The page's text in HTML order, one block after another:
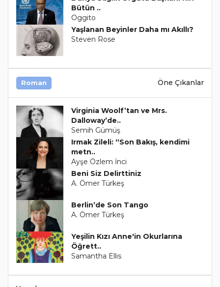
Bütün ..
Oggito
Yaşlanan Beyinler Daha mı Akıllı?
Steven Rose
Roman Öne Çıkanlar
Virginia Woolf’tan ve Mrs.
Dalloway’de..
Semih Gümüş
Irmak Zileli: “Son Bakış, kendimi
metn..
Ayşe Özlem İnci
Beni Siz Delirttiniz
A. Ömer Türkeş
Berlin’de Son Tango
A. Ömer Türkeş
Yeşilin Kızı Anne'in Okurlarına
Öğrett..
Samantha Ellis